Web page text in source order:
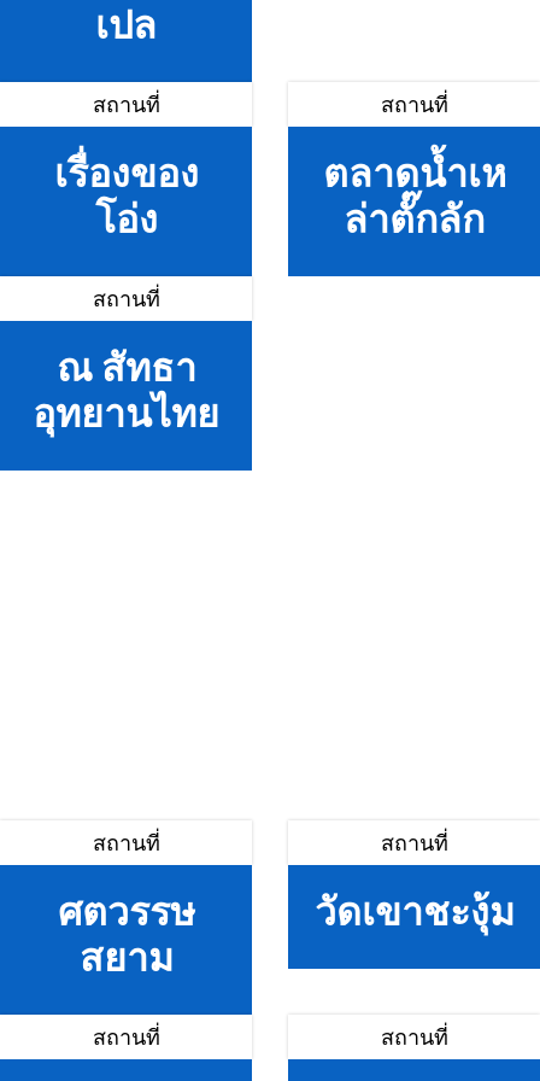
เปล
สถานที่
เรื่องของ
โอ่ง
สถานที่
ตลาดน้ำเห
ล่าตั๊กลัก
สถานที่
ณ สัทธา
อุทยานไทย
สถานที่
ศตวรรษ
สยาม
สถานที่
วัดเขาชะงุ้ม
สถานที่ สถานที่